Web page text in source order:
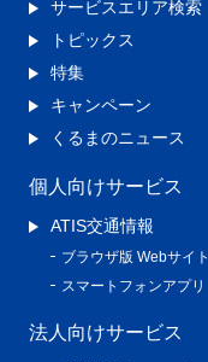
サービスエリア検索
トピックス
特集
キャンペーン
くるまのニュース
個人向けサービス
ATIS交通情報
ブラウザ版 Webサイト
スマートフォンアプリ
法人向けサービス